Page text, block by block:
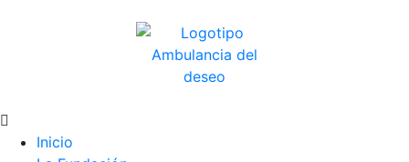
Inicio